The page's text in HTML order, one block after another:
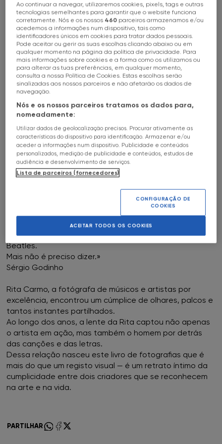
HALL OF FAME
SOBRE
Escolhe a tua loja FNAC
Todas as lojas
FNAC Alameda
FNAC Alfragide
FNAC AlgarveShopping
FNAC Almada
FNAC Amoreiras
FNAC Braga
FNAC Cascais
FNAC Castelo Branco
FNAC Chiado
FNAC Coimbra
FNAC Évora
23Mar-07MaycDate
SÉRGIO GODINHO POR RITA CARMO
FNAC CHIADO
«Quando a Rita olha para mim – eu olho para a Rita. O
nosso é um olhar recíproco, embora pelo meio haja
aquela pequena máquina de lentes impiedosas, a
grande perscrutadora de emoções, sempre atenta a
uma pequena variante momentânea, que desvende
‘aquela’ mudança de atitude. Nada disso é importante
para nós. Conhecemo-nos de há muito, temos
confiança um no outro, entregamo-nos (e este termo é
outra vez recíproco) sem recuo, na verdade partilhando
uma cumplicidade construída ao longo de muitos
encontros, de muitas sessões comuns.
(...)‘Monsieur Godin’, saúda-me sempre ela em
mensagens de anos.
Love you, lovely Rita, digo eu, livremente citando os
Beatles.
Mais não é preciso dizer.»
Sérgio Godinho
Rita Carmo, a fotógrafa de músicos e artistas por
excelência, encontrou um cúmplice de olhares, palcos e
tantos instantes partilhados.
Ao longo dos anos, a lente da Rita captou não apenas
o artista em ação, mas também o homem por detrás
das canções e das letras.
Dessa relação nasceu este livro de fotografias que é
mais do que um registo visual — é um retrato íntimo da
cumplicidade entre dois criadores que se reconhecem
na arte e na vida.
PARTILHAR
Ao continuar a navegar, utilizaremos cookies, pixels, tags e outras
tecnologias semelhantes para garantir que o website funciona
corretamente. Nós e os nossos 460 parceiros armazenamos e/ou
acedemos a informações num dispositivo, tais como
identificadores únicos em cookies para tratar dados pessoais.
Pode aceitar ou gerir as suas escolhas clicando abaixo ou em
qualquer momento na página da política de privacidade. Para
mais informações sobre cookies e a forma como os utilizamos ou
para alterar as tuas preferências, em qualquer momento,
consulta a nossa Política de Cookies. Estas escolhas serão
sinalizadas aos nossos parceiros e não afetarão os dados de
navegação.
Nós e os nossos parceiros tratamos os dados para,
nomeadamente:
Utilizar dados de geolocalização precisos. Procurar ativamente as
características do dispositivo para identificação. Armazenar e/ou
aceder a informações num dispositivo. Publicidade e conteúdos
personalizados, medição de publicidade e conteúdos, estudos de
audiência e desenvolvimento de serviços.
Lista de parceiros (fornecedores)
CONFIGURAÇÃO DE
COOKIES
ACEITAR TODOS OS COOKIES